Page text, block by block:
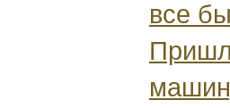
все